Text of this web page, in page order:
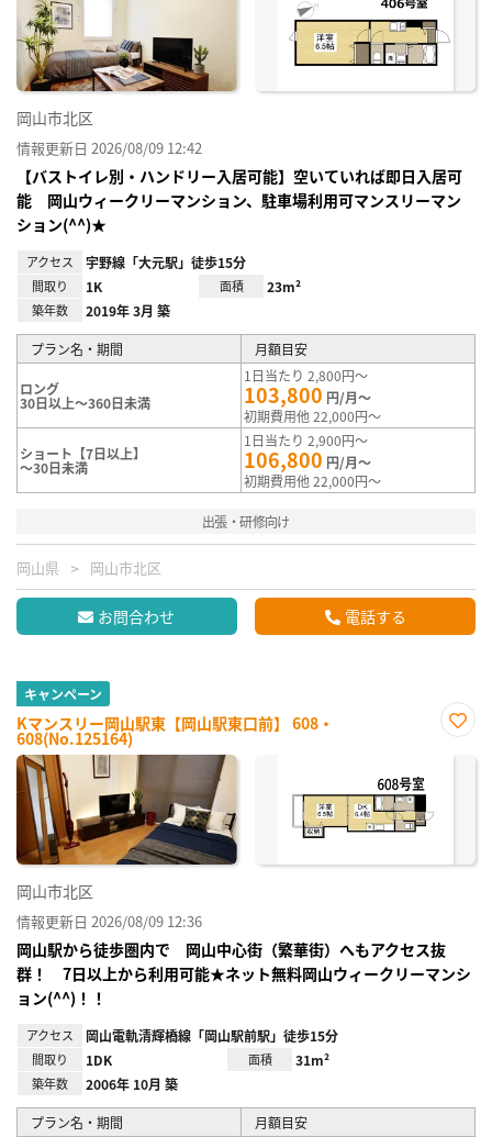
岡山市北区
情報更新日 2026/08/09 12:42
【バストイレ別・ハンドリー入居可能】空いていれば即日入居可
能 岡山ウィークリーマンション、駐車場利用可マンスリーマン
ション(^^)★
アクセス 宇野線「大元駅」徒歩15分
間取り 1K 面積 23m²
築年数 2019年 3月 築
プラン名・期間 月額目安
ロング
30日以上～360日未満
1日当たり 2,800円～
103,800 円/月～
初期費用他 22,000円～
ショート【7日以上】
～30日未満
1日当たり 2,900円～
106,800 円/月～
初期費用他 22,000円～
出張・研修向け
岡山県 岡山市北区
お問合わせ 電話する
キャンペーン
Kマンスリー岡山駅東【岡山駅東口前】 608・
608(No.125164)
に入
岡山市北区
情報更新日 2026/08/09 12:36
岡山駅から徒歩圏内で 岡山中心街（繁華街）へもアクセス抜
群！ 7日以上から利用可能★ネット無料岡山ウィークリーマンシ
ョン(^^)！！
アクセス 岡山電軌清輝橋線「岡山駅前駅」徒歩15分
間取り 1DK 面積 31m²
築年数 2006年 10月 築
プラン名・期間 月額目安